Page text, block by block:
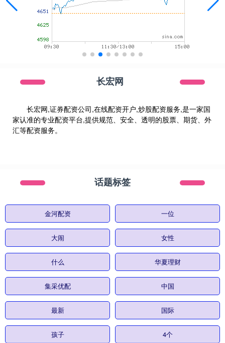
长宏网
长宏网,证券配资公司,在线配资开户,炒股配资服务,是一家国
家认准的专业配资平台,提供规范、安全、透明的股票、期货、外
汇等配资服务。
话题标签
金河配资 一位
大闹 女性
什么 华夏理财
集采优配 中国
最新 国际
孩子 4个